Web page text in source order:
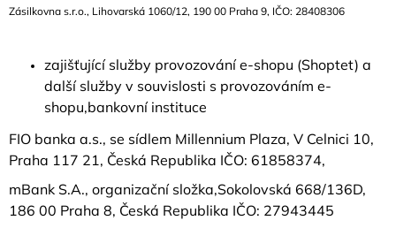
Zásilkovna s.r.o., Lihovarská 1060/12, 190 00 Praha 9, IČO: 28408306
zajišťující služby provozování e-shopu (Shoptet) a
další služby v souvislosti s provozováním e-
shopu,bankovní instituce
FIO banka a.s., se sídlem Millennium Plaza, V Celnici 10,
Praha 117 21, Česká Republika IČO: 61858374,
mBank S.A., organizační složka,Sokolovská 668/136D,
186 00 Praha 8, Česká Republika IČO: 27943445